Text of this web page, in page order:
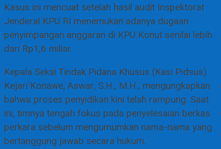
Kasus ini mencuat setelah hasil audit Inspektorat
Jenderal KPU RI menemukan adanya dugaan
penyimpangan anggaran di KPU Konut senilai lebih
dari Rp1,6 miliar.
Kepala Seksi Tindak Pidana Khusus (Kasi Pidsus)
Kejari Konawe, Aswar, S.H., M.H., mengungkapkan
bahwa proses penyidikan kini telah rampung. Saat
ini, timnya tengah fokus pada penyelesaian berkas
perkara sebelum mengumumkan nama-nama yang
bertanggung jawab secara hukum.